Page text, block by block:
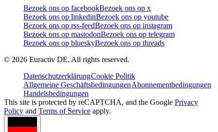
Bezoek ons op facebookBezoek ons op x
Bezoek ons op linkedinBezoek ons op youtube
Bezoek ons op rss-feedBezoek ons op instagram
Bezoek ons op mastodonBezoek ons op telegram
Bezoek ons op blueskyBezoek ons op threads
© 2026 Euractiv DE. All rights reserved.
DatenschutzerklärungCookie Politik
Allgemeine GeschäftsbedingungenAbonnementbedingungen
Handelsbedingungen
This site is protected by reCAPTCHA, and the Google Privacy
Policy and Terms of Service apply.